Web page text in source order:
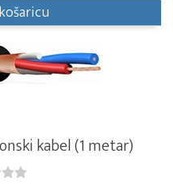
kabel (1 metar)